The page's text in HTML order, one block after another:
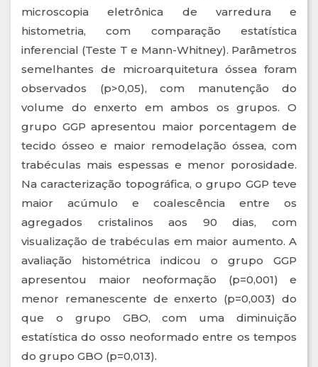
microscopia eletrônica de varredura e
histometria, com comparação estatística
inferencial (Teste T e Mann-Whitney). Parâmetros
semelhantes de microarquitetura óssea foram
observados (p>0,05), com manutenção do
volume do enxerto em ambos os grupos. O
grupo GGP apresentou maior porcentagem de
tecido ósseo e maior remodelação óssea, com
trabéculas mais espessas e menor porosidade.
Na caracterização topográfica, o grupo GGP teve
maior acúmulo e coalescência entre os
agregados cristalinos aos 90 dias, com
visualização de trabéculas em maior aumento. A
avaliação histométrica indicou o grupo GGP
apresentou maior neoformação (p=0,001) e
menor remanescente de enxerto (p=0,003) do
que o grupo GBO, com uma diminuição
estatística do osso neoformado entre os tempos
do grupo GBO (p=0,013).